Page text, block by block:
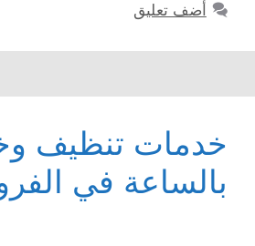
أضف تعليق
خدمات تنظيف
بالساعة في